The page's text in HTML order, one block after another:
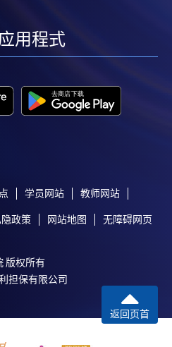
linkedin
用程式
学员网站 教师网站
政策 网站地图 无障碍网页
版权所有
担保有限公司
返回页首